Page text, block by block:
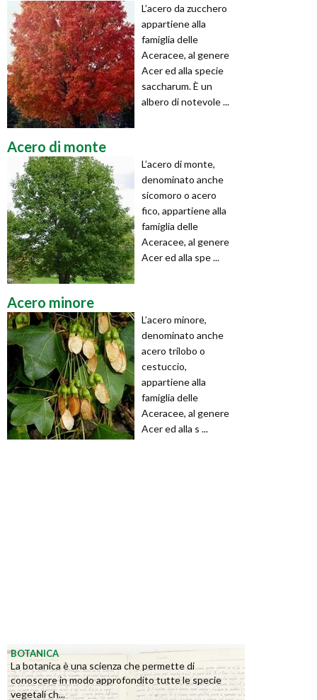
L’acero da zucchero
appartiene alla
famiglia delle
Aceracee, al genere
Acer ed alla specie
saccharum. È un
albero di notevole ...
Acero di monte
L’acero di monte,
denominato anche
sicomoro o acero
fico, appartiene alla
famiglia delle
Aceracee, al genere
Acer ed alla spe ...
Acero minore
L’acero minore,
denominato anche
acero trilobo o
cestuccio,
appartiene alla
famiglia delle
Aceracee, al genere
Acer ed alla s ...
BOTANICA
La botanica è una scienza che permette di
conoscere in modo approfondito tutte le specie
vegetali ch...